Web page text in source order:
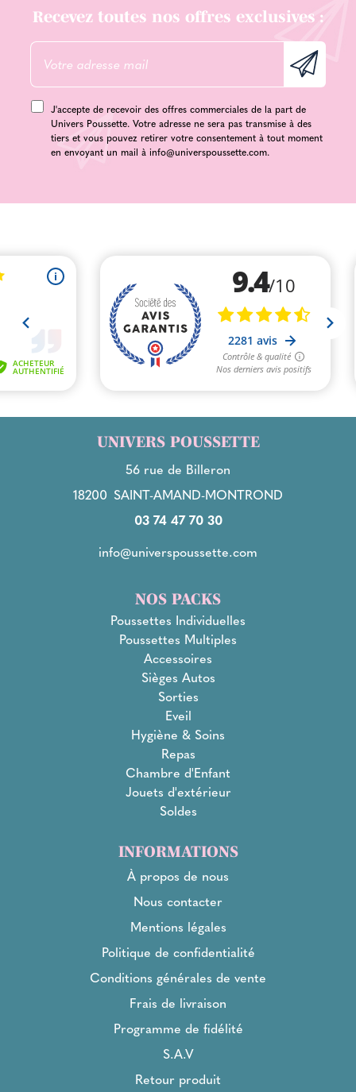
Recevez toutes nos offres exclusives :
J'accepte de recevoir des offres commerciales de la part de
Univers Poussette. Votre adresse ne sera pas transmise à des
tiers et vous pouvez retirer votre consentement à tout moment
en envoyant un mail à info@universpoussette.com.
UNIVERS POUSSETTE
56 rue de Billeron
18200 SAINT-AMAND-MONTROND
03 74 47 70 30
info@universpoussette.com
NOS PACKS
Poussettes Individuelles
Poussettes Multiples
Accessoires
Sièges Autos
Sorties
Eveil
Hygiène & Soins
Repas
Chambre d'Enfant
Jouets d'extérieur
Soldes
INFORMATIONS
À propos de nous
Nous contacter
Mentions légales
Politique de confidentialité
Conditions générales de vente
Frais de livraison
Programme de fidélité
S.A.V
Retour produit